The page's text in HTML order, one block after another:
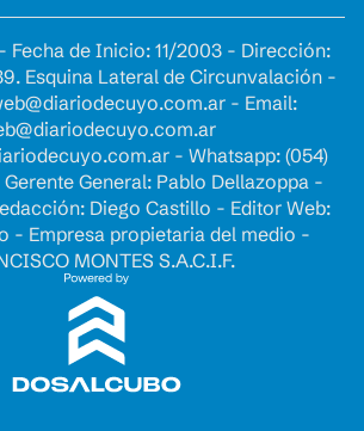
Fecha de Inicio: 11/2003 - Dirección:
Esquina Lateral de Circunvalación -
- Email:
- Whatsapp: (054)
General: Pablo Dellazoppa -
Diego Castillo - Editor Web:
- Empresa propietaria del medio -
MONTES S.A.C.I.F.